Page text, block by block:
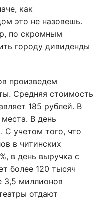
как
это не назовешь.
по скромным
городу дивиденды
произведем
Средняя стоимость
185 рублей. В
места. В день
С учетом того, что
в читинских
в день выручка с
более 120 тысяч
3,5 миллионов
отдают